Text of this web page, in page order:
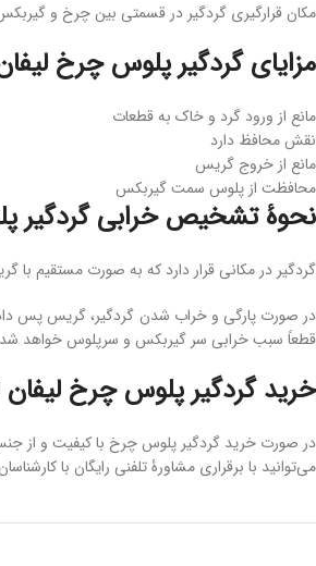
مکان قرارگیری گردگیر در قسمتی بین چرخ و
مزایای گردگیر پلوس چرخ لیفان 820
مانع از ورود گرد و خاک به قطعات
نقش محافظ دارد
مانع از خروج گریس
محافظت از پلوس سمت گیربکس
نحوۀ تشخیص خرابی گردگیر پلوس
گردگیر در مکانی قرار دارد که به صورت مستقیم
در صورت پارگی و خراب شدن گردگیر، گریس پس
قطعاً سبب خرابی سر گیربکس و سرپلوس خواهد
خرید گردگیر پلوس چرخ لیفان 820 اصلی
در صورت خرید گردگیر پلوس چرخ با کیفیت و از
می‌توانید با برقراری مشاورۀ تلفنی رایگان با